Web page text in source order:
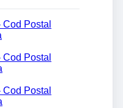
Postal
Postal
Postal